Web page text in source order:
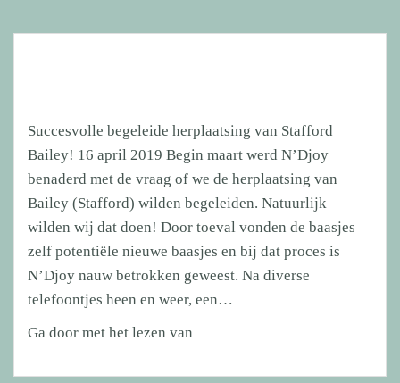
Succesvolle begeleide herplaatsing van Stafford
Bailey! 16 april 2019 Begin maart werd N’Djoy
benaderd met de vraag of we de herplaatsing van
Bailey (Stafford) wilden begeleiden. Natuurlijk
wilden wij dat doen! Door toeval vonden de baasjes
zelf potentiële nieuwe baasjes en bij dat proces is
N’Djoy nauw betrokken geweest. Na diverse
telefoontjes heen en weer, een…
Ga door met het lezen van
herplaatsing